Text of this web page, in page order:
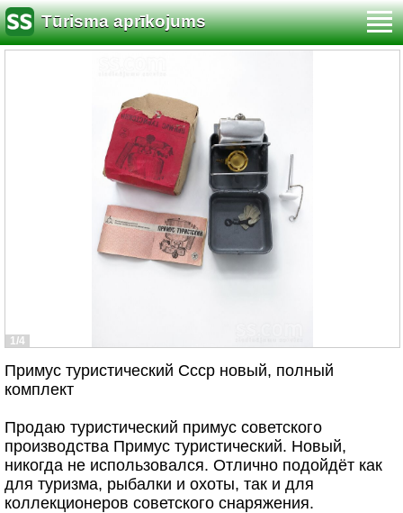
Tūrisma aprīkojums
1/4
Примус туристический Ссср новый, полный
комплект
Продаю туристический примус советского
производства Примус туристический. Новый,
никогда не использовался. Отлично подойдёт как
для туризма, рыбалки и охоты, так и для
коллекционеров советского снаряжения.